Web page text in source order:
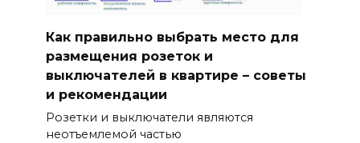
Как правильно выбрать место для
размещения розеток и
выключателей в квартире – советы
и рекомендации
Розетки и выключатели являются
неотъемлемой частью